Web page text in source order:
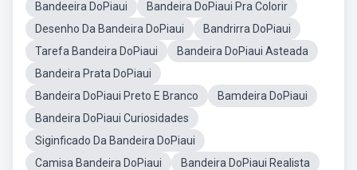
Bandeeira DoPiaui
Bandeira DoPiaui Pra Colorir
Desenho Da Bandeira DoPiaui
Bandrirra DoPiaui
Tarefa Bandeira DoPiaui
Bandeira DoPiaui Asteada
Bandeira Prata DoPiaui
Bandeira DoPiaui Preto E Branco
Bamdeira DoPiaui
Bandeira DoPiaui Curiosidades
Siginficado Da Bandeira DoPiaui
Camisa Bandeira DoPiaui
Bandeira DoPiaui Realista